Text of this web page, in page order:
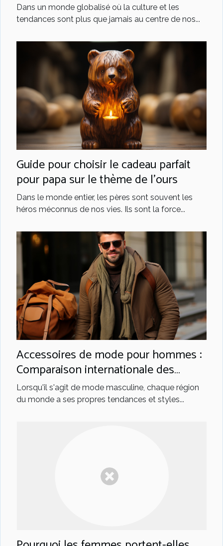
Dans un monde globalisé où la culture et les
tendances sont plus que jamais au centre de nos...
Guide pour choisir le cadeau parfait
pour papa sur le thème de l'ours
Dans le monde entier, les pères sont souvent les
héros méconnus de nos vies. Ils sont la force...
Accessoires de mode pour hommes :
Comparaison internationale des
tendances
Lorsqu'il s'agit de mode masculine, chaque région
du monde a ses propres tendances et styles...